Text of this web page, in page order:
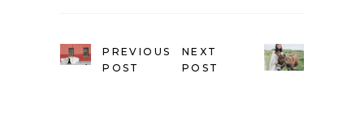
PREVIOUS
POST
NEXT
POST